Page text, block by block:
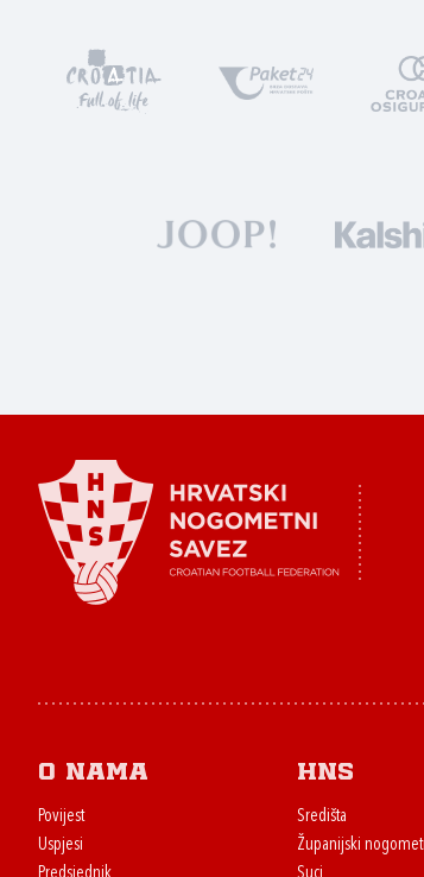
O nama
Povijest
Uspjesi
HNS
Središta
Županijski